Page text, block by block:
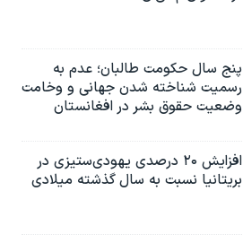
پنج سال حکومت طالبان؛ عدم به
رسمیت شناخته شدن جهانی و وخامت
وضعیت حقوق بشر در افغانستان
افزایش ۲۰ درصدی یهودی‌ستیزی در
بریتانیا نسبت به سال گذشته میلادی